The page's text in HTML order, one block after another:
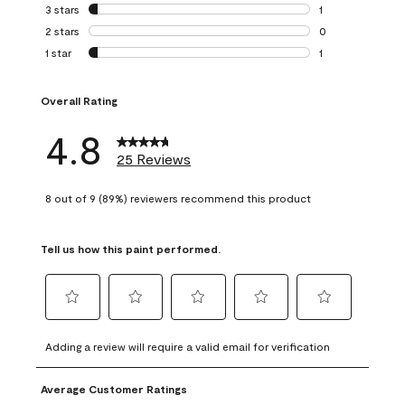
0 reviews with 4
3 stars stars
1
1 review with 3
2 stars stars
0
0 reviews with 2
1 star stars
1
Overall Rating
4.8 25 Reviews
8 out of 9 (89%) reviewers recommend this product
Tell us how this paint performed.
to
rate
the
item
to
rate
the
to
rate
the
item
to
rate
to
rate
Adding a review will require a valid email for verification
Average Customer Ratings